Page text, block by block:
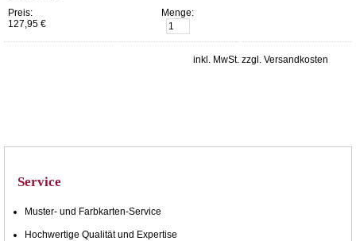
Preis:
127,95 €
Menge:
inkl. MwSt. zzgl. Versandkosten
Service
Muster- und Farbkarten-Service
Hochwertige Qualität und Expertise